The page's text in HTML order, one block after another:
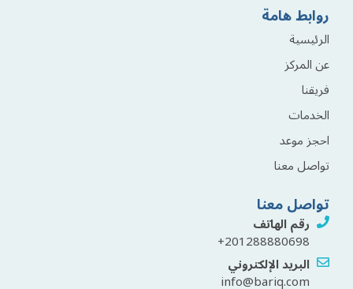
روابط هامة
الرئيسية
عن المركز
فريقنا
الخدمات
احجز موعد
تواصل معنا
تواصل معنا
رقم الهاتف
201288880698+
البريد الإلكتروني
info@bariq.com